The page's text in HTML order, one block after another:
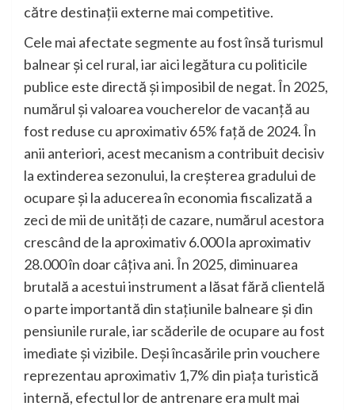
către destinații externe mai competitive.
Cele mai afectate segmente au fost însă turismul
balnear și cel rural, iar aici legătura cu politicile
publice este directă și imposibil de negat. În 2025,
numărul și valoarea voucherelor de vacanță au
fost reduse cu aproximativ 65% față de 2024. În
anii anteriori, acest mecanism a contribuit decisiv
la extinderea sezonului, la creșterea gradului de
ocupare și la aducerea în economia fiscalizată a
zeci de mii de unități de cazare, numărul acestora
crescând de la aproximativ 6.000 la aproximativ
28.000 în doar câțiva ani. În 2025, diminuarea
brutală a acestui instrument a lăsat fără clientelă
o parte importantă din stațiunile balneare și din
pensiunile rurale, iar scăderile de ocupare au fost
imediate și vizibile. Deși încasările prin vouchere
reprezentau aproximativ 1,7% din piața turistică
internă, efectul lor de antrenare era mult mai